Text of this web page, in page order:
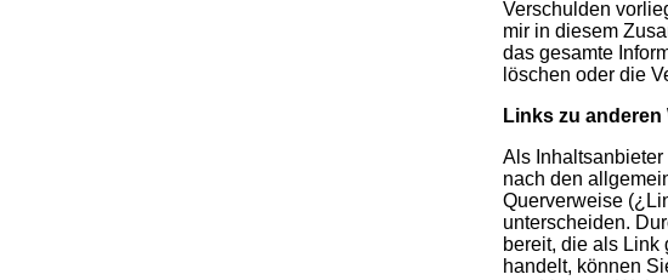
Verschulden
mir in diesem
das gesamte
löschen oder die
Links zu anderen
Als
nach den
Querverweise
unterscheiden.
bereit, die als Link
handelt, können